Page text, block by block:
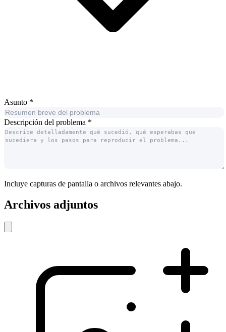
Asunto *
Descripción del problema *
Incluye capturas de pantalla o archivos relevantes abajo.
Archivos adjuntos